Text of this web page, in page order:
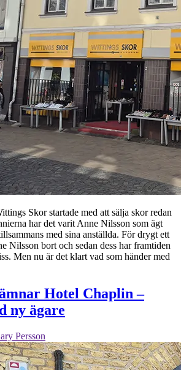
Skor startade med att sälja skor redan
har det varit Anne Nilsson som ägt
med sina anställda. För drygt ett
Nilsson bort och sedan dess har framtiden
Men nu är det klart vad som händer med
Hotel Chaplin –
ny ägare
Persson